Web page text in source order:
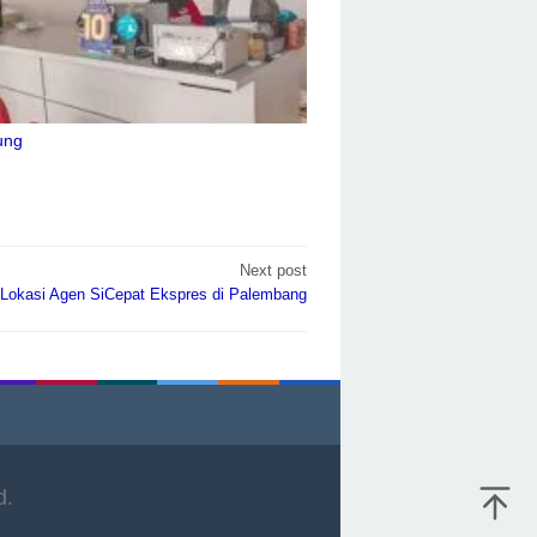
Next post
Lokasi Agen SiCepat Ekspres di Palembang